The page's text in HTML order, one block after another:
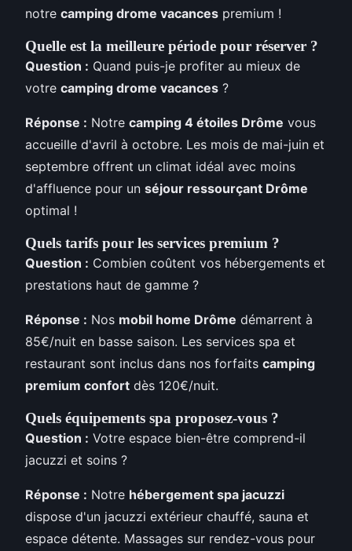
notre camping drome vacances premium !
Quelle est la meilleure période pour réserver ?
Question : Quand puis-je profiter au mieux de
votre camping drome vacances ?
Réponse : Notre camping 4 étoiles Drôme vous
accueille d'avril à octobre. Les mois de mai-juin et
septembre offrent un climat idéal avec moins
d'affluence pour un séjour ressourçant Drôme
optimal !
Quels tarifs pour les services premium ?
Question : Combien coûtent vos hébergements et
prestations haut de gamme ?
Réponse : Nos mobil home Drôme démarrent à
85€/nuit en basse saison. Les services spa et
restaurant sont inclus dans nos forfaits camping
premium confort dès 120€/nuit.
Quels équipements spa proposez-vous ?
Question : Votre espace bien-être comprend-il
jacuzzi et soins ?
Réponse : Notre hébergement spa jacuzzi
dispose d'un jacuzzi extérieur chauffé, sauna et
espace détente. Massages sur rendez-vous pour